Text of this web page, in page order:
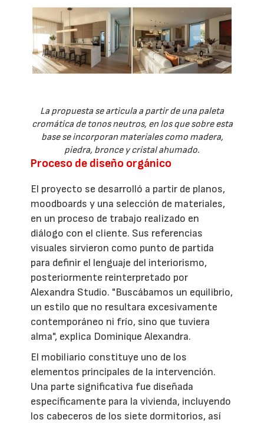
La propuesta se articula a partir de una paleta
cromática de tonos neutros, en los que sobre esta
base se incorporan materiales como madera,
piedra, bronce y cristal ahumado.
Proceso de diseño orgánico
El proyecto se desarrolló a partir de planos,
moodboards y una selección de materiales,
en un proceso de trabajo realizado en
diálogo con el cliente. Sus referencias
visuales sirvieron como punto de partida
para definir el lenguaje del interiorismo,
posteriormente reinterpretado por
Alexandra Studio. "Buscábamos un equilibrio,
un estilo que no resultara excesivamente
contemporáneo ni frío, sino que tuviera
alma", explica Dominique Alexandra.
El mobiliario constituye uno de los
elementos principales de la intervención.
Una parte significativa fue diseñada
específicamente para la vivienda, incluyendo
los cabeceros de los siete dormitorios, así